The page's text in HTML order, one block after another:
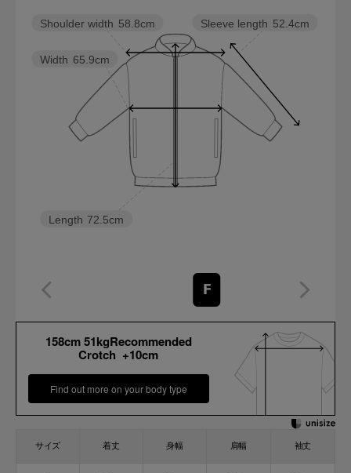
Sleeve length 52.4cm
Length 72.5cm
Width 65.9cm
Shoulder width 58.8cm
F
158cm 51kgRecommended
Crotch +10cm
Find out more on your body type
サイズ 着丈 身幅 肩幅 袖丈